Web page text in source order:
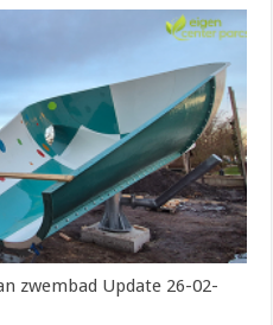
zwembad Update 26-02-